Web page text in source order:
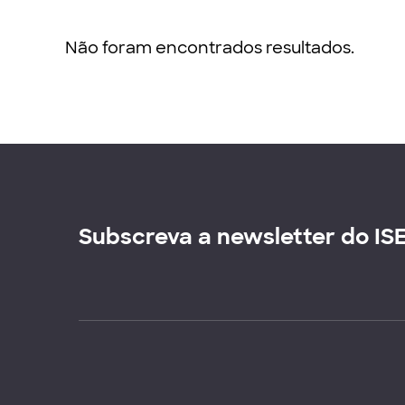
Não foram encontrados resultados.
Subscreva a newsletter do